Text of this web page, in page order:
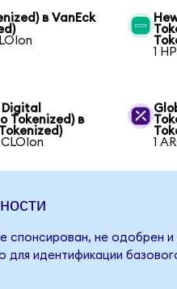
в VanEck
1
Tokenized) в
CLOIon
1
спонсирован, не одобрен
для идентификации